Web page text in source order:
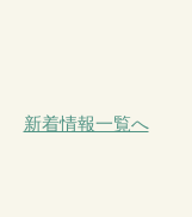
新着情報一覧へ